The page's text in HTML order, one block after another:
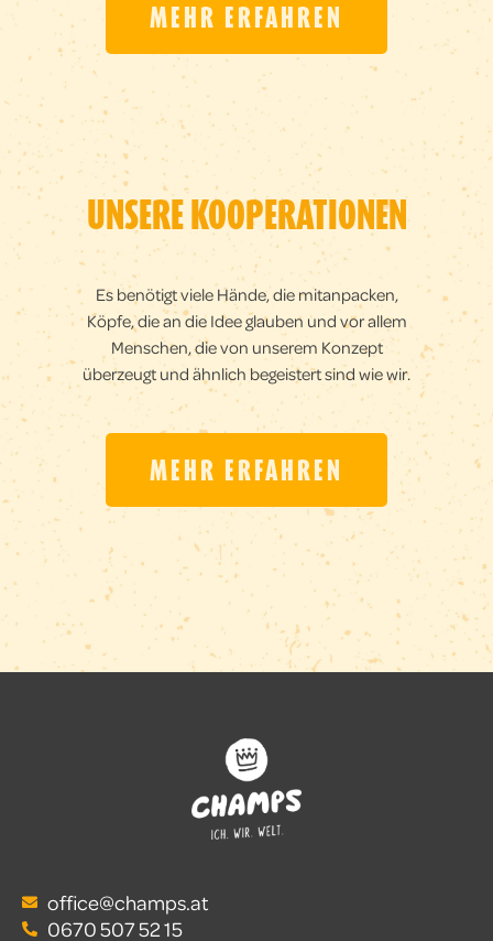
MEHR ERFAHREN
UNSERE KOOPERA­TIONEN
Es benötigt viele Hände, die mitanpacken,
Köpfe, die an die Idee glauben und vor allem
Menschen, die von unserem Konzept
überzeugt und ähnlich begeistert sind wie wir.
MEHR ERFAHREN
office@champs.at
0670 507 52 15‬